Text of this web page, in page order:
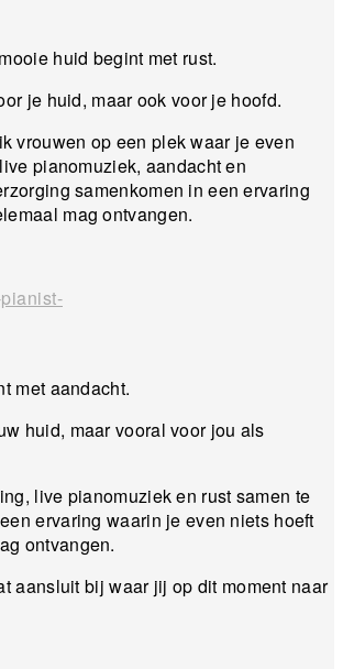
huid begint met rust.
je huid, maar ook voor je hoofd.
vrouwen op een plek waar je even
pianomuziek, aandacht en
samenkomen in een ervaring
mag ontvangen.
met aandacht.
huid, maar vooral voor jou als
live pianomuziek en rust samen te
ervaring waarin je even niets hoeft
ontvangen.
aansluit bij waar jij op dit moment naar